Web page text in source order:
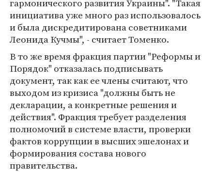
гармонического развития Украины". "Такая
инициатива уже много раз использовалось
и была дискредитирована советниками
Леонида Кучмы", - считает Томенко.
В то же время фракция партии "Реформы и
Порядок" отказалась подписывать
документ, так как ее члены считают, что
выходом из кризиса "должны быть не
декларации, а конкретные решения и
действия". Фракция требует разделения
полномочий в системе власти, проверки
фактов коррупции в высших эшелонах и
формирования состава нового
правительства.